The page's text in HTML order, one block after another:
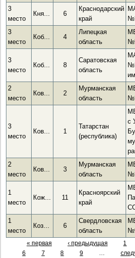
3
место
Кня... 6
Краснодарский
край
3
место
Коб... 4
Липецкая
область
3
место
Коб... 8
Саратовская
область
2
место
Ков... 2
Мурманская
область
3
место
Ков... 1
Татарстан
(республика)
с
2
место
Ков... 3
Мурманская
область
1
место
Кож... 11
Красноярский
край
1
место
Коз... 6
Свердловская
область
« первая ‹ предыдущая 1
6
7 8 9